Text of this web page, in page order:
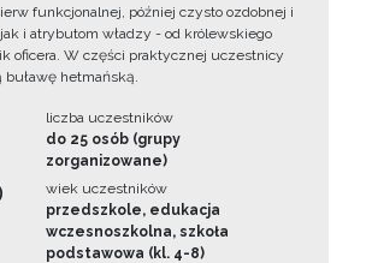
funkcjonalnej, później czysto ozdobnej i
i atrybutom władzy - od królewskiego
oficera. W części praktycznej uczestnicy
buławę hetmańską.
liczba uczestników
do 25 osób (grupy
zorganizowane)
wiek uczestników
przedszkole, edukacja
wczesnoszkolna, szkoła
podstawowa (kl. 4-8)